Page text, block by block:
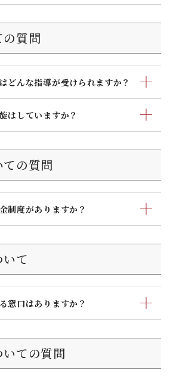
あふれています。
ュージアム、到津の森公園、ひびき
グリーンパーク、平尾台、皿倉山、
をのばせば博多や天神、キャナルシ
図書館など、迷ってしまうほどのロ
質問
どんな指導が受けられますか？
を行っています。一般企業、公務
に対応したガイダンスやセミナーな
イムな企業情報提供など、「心をこ
教員・職員が一丸となって支援して
はしていますか？
ついては制限しています。
の質問
制度がありますか？
金などがあります。
こちら
て
窓口はありますか？
生生活全般についてお答えしていま
ンターには臨床心理士や看護師が常
員には医師、薬剤師、看護師、養護
ての質問